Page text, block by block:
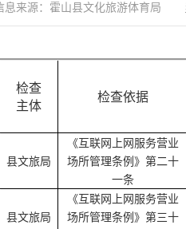
息来源：霍山县文化旅游体育局
检查
主体
检查依据
县文旅局
《互联网上网服务营业
场所管理条例》第二十
一条
县文旅局
《互联网上网服务营业
场所管理条例》第三十